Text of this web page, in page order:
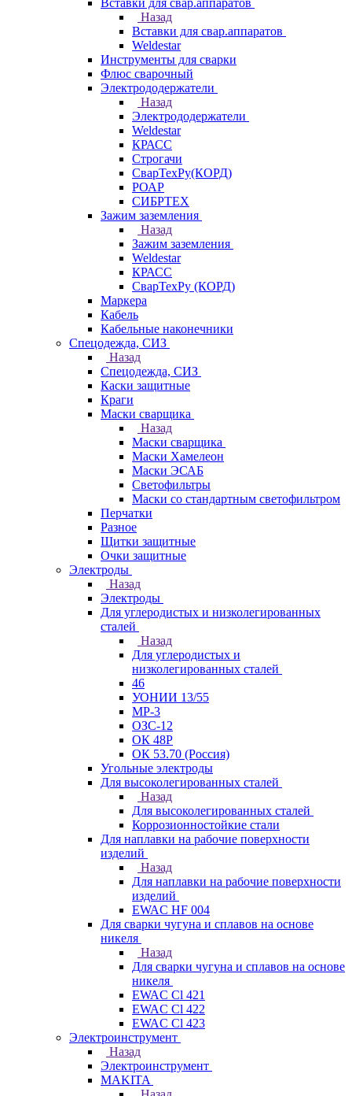
Вставки для свар.аппаратов
Назад
Вставки для свар.аппаратов
Weldestar
Инструменты для сварки
Флюс сварочный
Электрододержатели
Назад
Электрододержатели
Weldestar
КРАСС
Строгачи
СварТехРу(КОРД)
РОАР
СИБРТЕХ
Зажим заземления
Назад
Зажим заземления
Weldestar
КРАСС
СварТехРу (КОРД)
Маркера
Кабель
Кабельные наконечники
Спецодежда, СИЗ
Назад
Спецодежда, СИЗ
Каски защитные
Краги
Маски сварщика
Назад
Маски сварщика
Маски Хамелеон
Маски ЭСАБ
Светофильтры
Маски со стандартным светофильтром
Перчатки
Разное
Щитки защитные
Очки защитные
Электроды
Назад
Электроды
Для углеродистых и низколегированных
сталей
Назад
Для углеродистых и
низколегированных сталей
46
УОНИИ 13/55
МР-3
ОЗС-12
ОК 48Р
ОК 53.70 (Россия)
Угольные электроды
Для высоколегированных сталей
Назад
Для высоколегированных сталей
Коррозионностойкие стали
Для наплавки на рабочие поверхности
изделий
Назад
Для наплавки на рабочие поверхности
изделий
EWAC HF 004
Для сварки чугуна и сплавов на основе
никеля
Назад
Для сварки чугуна и сплавов на основе
никеля
EWAC Cl 421
EWAC Cl 422
EWAC Cl 423
Электроинструмент
Назад
Электроинструмент
МAKITA